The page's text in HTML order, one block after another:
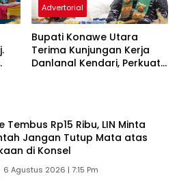
Advertorial
Bupati Konawe Utara
Terima Kunjungan Kerja
Danlanal Kendari, Perkuat
Tembus Rp15 Ribu, LIN Minta
Jangan Tutup Mata atas
di Konsel
6 Agustus 2026 | 7:15 Pm